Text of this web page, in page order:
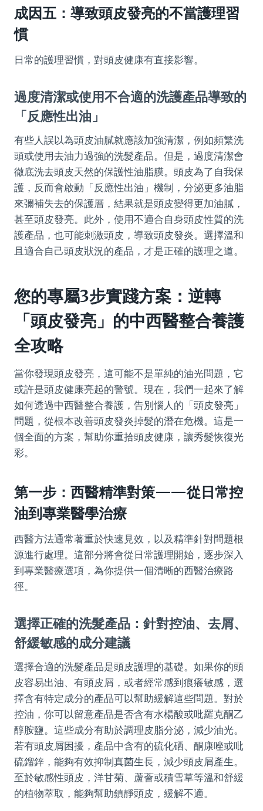
成因五：導致頭皮發亮的不當護理習
慣
日常的護理習慣，對頭皮健康有直接影響。
過度清潔或使用不合適的洗護產品導致的
「反應性出油」
有些人誤以為頭皮油膩就應該加強清潔，例如頻繁洗
頭或使用去油力過強的洗髮產品。但是，過度清潔會
徹底洗去頭皮天然的保護性油脂膜。頭皮為了自我保
護，反而會啟動「反應性出油」機制，分泌更多油脂
來彌補失去的保護層，結果就是頭皮變得更加油膩，
甚至頭皮發亮。此外，使用不適合自身頭皮性質的洗
護產品，也可能刺激頭皮，導致頭皮發炎。選擇溫和
且適合自己頭皮狀況的產品，才是正確的護理之道。
您的專屬3步實踐方案：逆轉
「頭皮發亮」的中西醫整合養護
全攻略
當你發現頭皮發亮，這可能不是單純的油光問題，它
或許是頭皮健康亮起的警號。現在，我們一起來了解
如何透過中西醫整合養護，告別惱人的「頭皮發亮」
問題，從根本改善頭皮發炎掉髮的潛在危機。這是一
個全面的方案，幫助你重拾頭皮健康，讓秀髮恢復光
彩。
第一步：西醫精準對策——從日常控
油到專業醫學治療
西醫方法通常著重於快速見效，以及精準針對問題根
源進行處理。這部分將會從日常護理開始，逐步深入
到專業醫療選項，為你提供一個清晰的西醫治療路
徑。
選擇正確的洗髮產品：針對控油、去屑、
舒緩敏感的成分建議
選擇合適的洗髮產品是頭皮護理的基礎。如果你的頭
皮容易出油、有頭皮屑，或者經常感到痕癢敏感，選
擇含有特定成分的產品可以幫助緩解這些問題。對於
控油，你可以留意產品是否含有水楊酸或吡羅克酮乙
醇胺鹽。這些成分有助於調理皮脂分泌，減少油光。
若有頭皮屑困擾，產品中含有的硫化硒、酮康唑或吡
硫鎦鋅，能夠有效抑制真菌生長，減少頭皮屑產生。
至於敏感性頭皮，洋甘菊、蘆薈或積雪草等溫和舒緩
的植物萃取，能夠幫助鎮靜頭皮，緩解不適。